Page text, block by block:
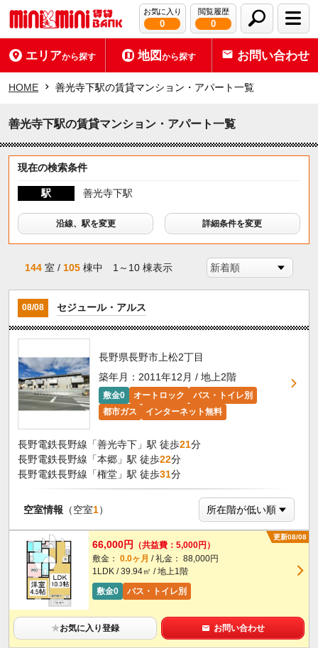
お気に入り
0
閲覧履歴
0
エリアから探す 地図から探す お問い合わせ
HOME 善光寺下駅の賃貸マンション・アパート一覧
善光寺下駅の賃貸マンション・アパート一覧
現在の検索条件
駅 善光寺下駅
沿線、駅を変更 詳細条件を変更
144 室 / 105 棟中 1～10 棟表示
08/08 セジュール・アルス
長野県長野市上松2丁目
築年月：2011年12月 / 地上2階
敷金0 オートロック
バス・トイレ別
都市ガス
インターネット無料
長野電鉄長野線「善光寺下」駅 徒歩21分
長野電鉄長野線「本郷」駅 徒歩22分
長野電鉄長野線「権堂」駅 徒歩31分
空室情報 （空室1）
更新08/08
66,000円
（共益費：5,000円）
敷金： 0.0ヶ月 / 礼金： 88,000円
1LDK / 39.94㎡ / 地上1階
敷金0
バス・トイレ別
★お気に入り登録 お問い合わせ